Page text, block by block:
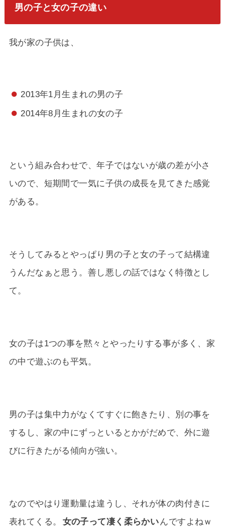
男の子と女の子の違い
我が家の子供は、
2013年1月生まれの男の子
2014年8月生まれの女の子
という組み合わせで、年子ではないが歳の差が小さ
いので、短期間で一気に子供の成長を見てきた感覚
がある。
そうしてみるとやっぱり男の子と女の子って結構違
うんだなぁと思う。善し悪しの話ではなく特徴とし
て。
女の子は1つの事を黙々とやったりする事が多く、家
の中で遊ぶのも平気。
男の子は集中力がなくてすぐに飽きたり、別の事を
するし、家の中にずっといるとかがだめで、外に遊
びに行きたがる傾向が強い。
なのでやはり運動量は違うし、それが体の肉付きに
表れてくる。
女の子って凄く柔らかいんですよねｗ